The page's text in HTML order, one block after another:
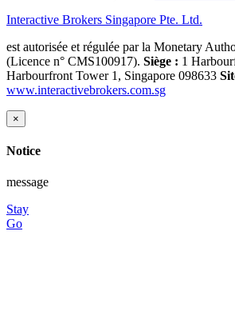
Interactive Brokers Singapore Pte. Ltd.
est autorisée et régulée par la Monetary
(Licence n° CMS100917). Siège : 1
Harbourfront Tower 1, Singapore 098633
www.interactivebrokers.com.sg
×
Notice
message
Stay
Go